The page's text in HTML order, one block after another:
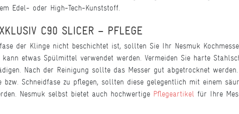
Edel- oder High-Tech-Kunststoff.
C90 SLICER – PFLEGE
der Klinge nicht beschichtet ist, sollten Sie Ihr Nesmuk
kann etwas Spülmittel verwendet werden. Vermeiden Sie harte
Nach der Reinigung sollte das Messer gut abgetrocknet
bzw. Schneidfase zu pflegen, sollten diese gelegentlich mit einem
Nesmuk selbst bietet auch hochwertige Pflegeartikel für Ihre